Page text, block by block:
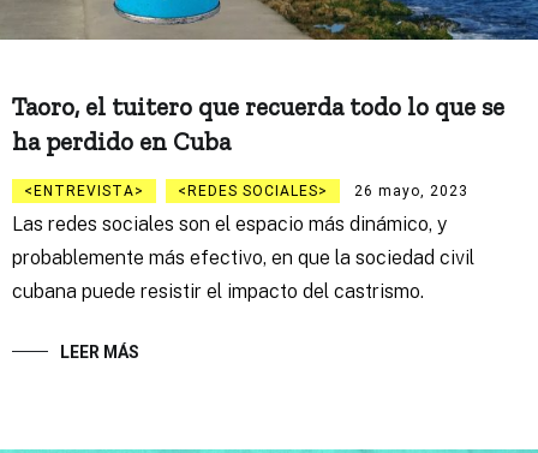
Taoro, el tuitero que recuerda todo lo que se
ha perdido en Cuba
ENTREVISTA REDES SOCIALES 26 mayo, 2023
Las redes sociales son el espacio más dinámico, y
probablemente más efectivo, en que la sociedad civil
cubana puede resistir el impacto del castrismo.
LEER MÁS